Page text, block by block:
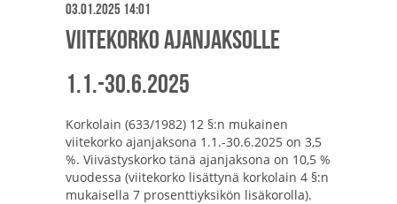
03.01.2025 14:01
Viitekorko ajanjaksolle
1.1.-30.6.2025
Korkolain (633/1982) 12 §:n mukainen
viitekorko ajanjaksona 1.1.-30.6.2025 on 3,5
%. Viivästyskorko tänä ajanjaksona on 10,5 %
vuodessa (viitekorko lisättynä korkolain 4 §:n
mukaisella 7 prosenttiyksikön lisäkorolla).